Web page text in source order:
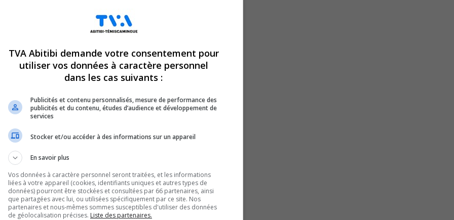
TVA Abitibi demande votre consentement pour
utiliser vos données à caractère personnel
dans les cas suivants :
Publicités et contenu personnalisés, mesure de performance des
publicités et du contenu, études d’audience et développement de
services
Stocker et/ou accéder à des informations sur un appareil
En savoir plus
Vos données à caractère personnel seront traitées, et les informations
liées à votre appareil (cookies, identifiants uniques et autres types de
données) pourront être stockées et consultées par 66 partenaires, ainsi
que partagées avec lui, ou utilisées spécifiquement par ce site. Nos
partenaires et nous-mêmes sommes susceptibles d'utiliser des données
de géolocalisation précises. Liste des partenaires.